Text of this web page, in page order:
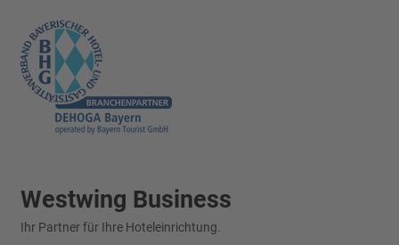
Westwing Business
Ihr Partner für Ihre Hoteleinrichtung.